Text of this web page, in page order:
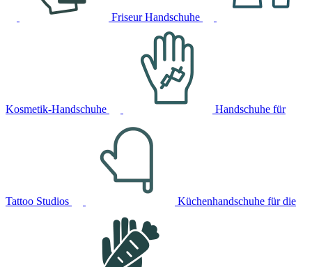
Friseur Handschuhe
Kosmetik-Handschuhe Handschuhe für
Tattoo Studios Küchenhandschuhe für die